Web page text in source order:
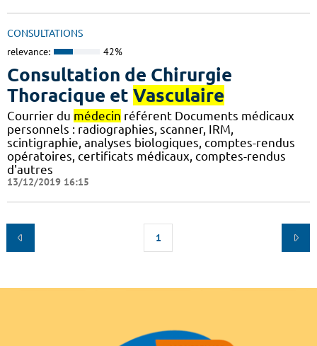
CONSULTATIONS
relevance: 42%
Consultation de Chirurgie
Thoracique et Vasculaire
Courrier du médecin référent Documents médicaux
personnels : radiographies, scanner, IRM,
scintigraphie, analyses biologiques, comptes-rendus
opératoires, certificats médicaux, comptes-rendus
d'autres
13/12/2019 16:15
1